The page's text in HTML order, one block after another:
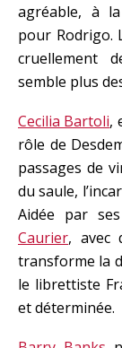
agréable, à
pour Rodrigo.
cruellement
semble plus
Cecilia Bartoli,
rôle de
passages de
du saule,
Aidée par
Caurier, avec
transforme la
le librettiste
et déterminée.